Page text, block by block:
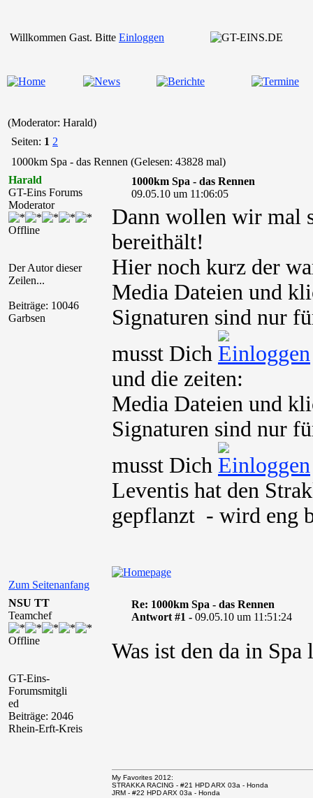
Willkommen Gast. Bitte Einloggen
(Moderator: Harald)
Seiten: 1 2
1000km Spa - das Rennen (Gelesen: 43828 mal)
Harald
GT-Eins Forums
Moderator
Offline
Der Autor dieser
Zeilen...
Beiträge: 10046
Garbsen
1000km Spa - das Rennen
09.05.10 um 11:06:05
Dann wollen wir mal
bereithält!
Hier noch kurz der
Media Dateien und
Signaturen sind nur
musst Dich
und die zeiten:
Media Dateien und
Signaturen sind nur
musst Dich
Leventis hat den
gepflanzt - wird eng
Zum Seitenanfang
NSU TT
Teamchef
Offline
GT-Eins-
Forumsmitgli
ed
Beiträge: 2046
Rhein-Erft-Kreis
Re: 1000km Spa - das Rennen
Antwort #1 - 09.05.10 um 11:51:24
Was ist den da in
My Favorites 2012:
STRAKKA RACING - #21 HPD ARX 03a - Honda
JRM - #22 HPD ARX 03a - Honda